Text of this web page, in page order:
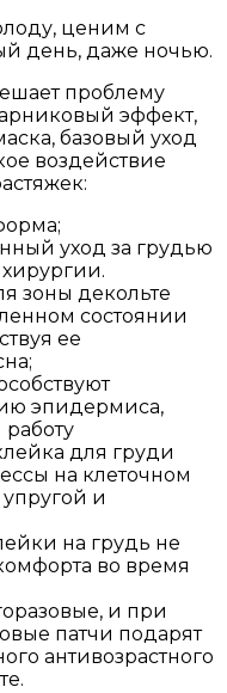
ценим с
день, даже ночью.
проблему
эффект,
базовый уход
воздействие
уход за грудью
зоны декольте
состоянии
ее
эпидермиса,
для груди
на клеточном
и
на грудь не
во время
и при
патчи подарят
антивозрастного